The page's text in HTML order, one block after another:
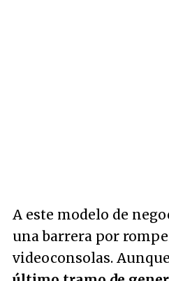
A este modelo de
una barrera por
videoconsolas.